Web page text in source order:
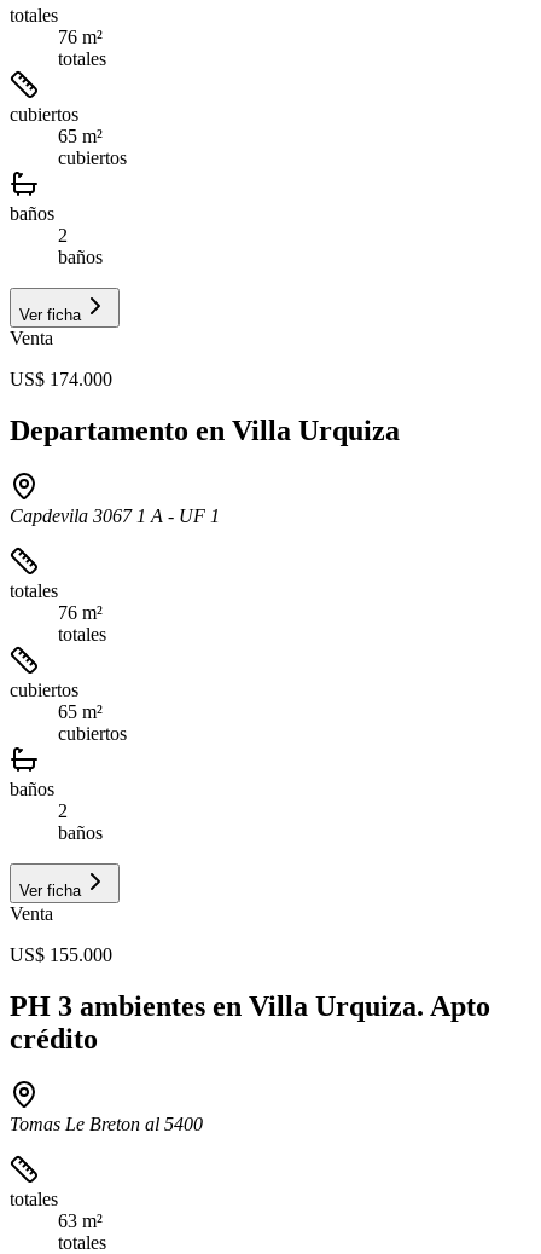
totales
76 m²
totales
cubiertos
65 m²
cubiertos
baños
2
baños
Ver ficha
Venta
US$ 174.000
Departamento en Villa Urquiza
Capdevila 3067 1 A - UF 1
totales
76 m²
totales
cubiertos
65 m²
cubiertos
baños
2
baños
Ver ficha
Venta
US$ 155.000
PH 3 ambientes en Villa Urquiza. Apto
crédito
Tomas Le Breton al 5400
totales
63 m²
totales